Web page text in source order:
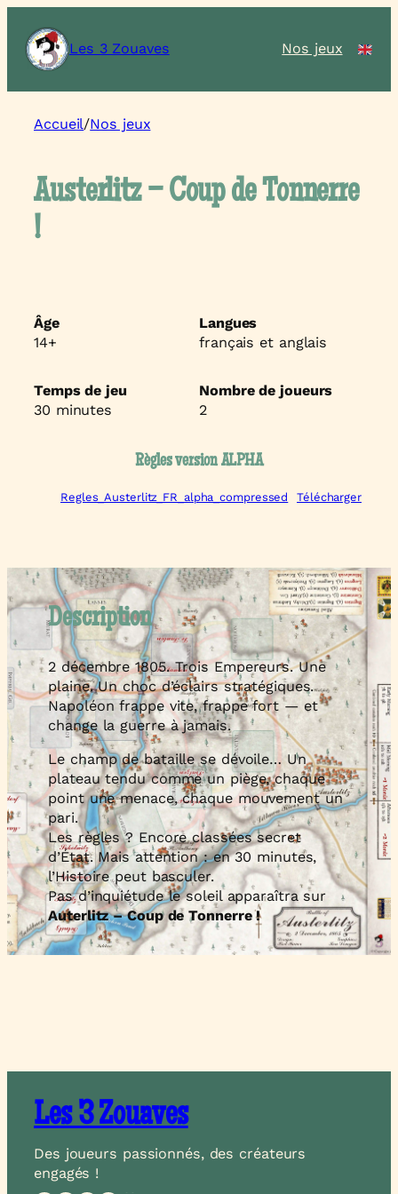
Les 3 Zouaves Nos jeux
Accueil/Nos jeux
Austerlitz – Coup de Tonnerre
!
Âge
14+
Langues
français et anglais
Temps de jeu
30 minutes
Nombre de joueurs
2
Règles version ALPHA
Regles_Austerlitz_FR_alpha_compressed Télécharger
Description
2 décembre 1805. Trois Empereurs. Une
plaine. Un choc d’éclairs stratégiques.
Napoléon frappe vite, frappe fort — et
change la guerre à jamais.
Le champ de bataille se dévoile… Un
plateau tendu comme un piège, chaque
point une menace, chaque mouvement un
pari.
Les règles ? Encore classées secret
d’État. Mais attention : en 30 minutes,
l’Histoire peut basculer.
Pas d’inquiétude le soleil apparaîtra sur
Auterlitz – Coup de Tonnerre !
Les 3 Zouaves
Des joueurs passionnés, des créateurs
engagés !